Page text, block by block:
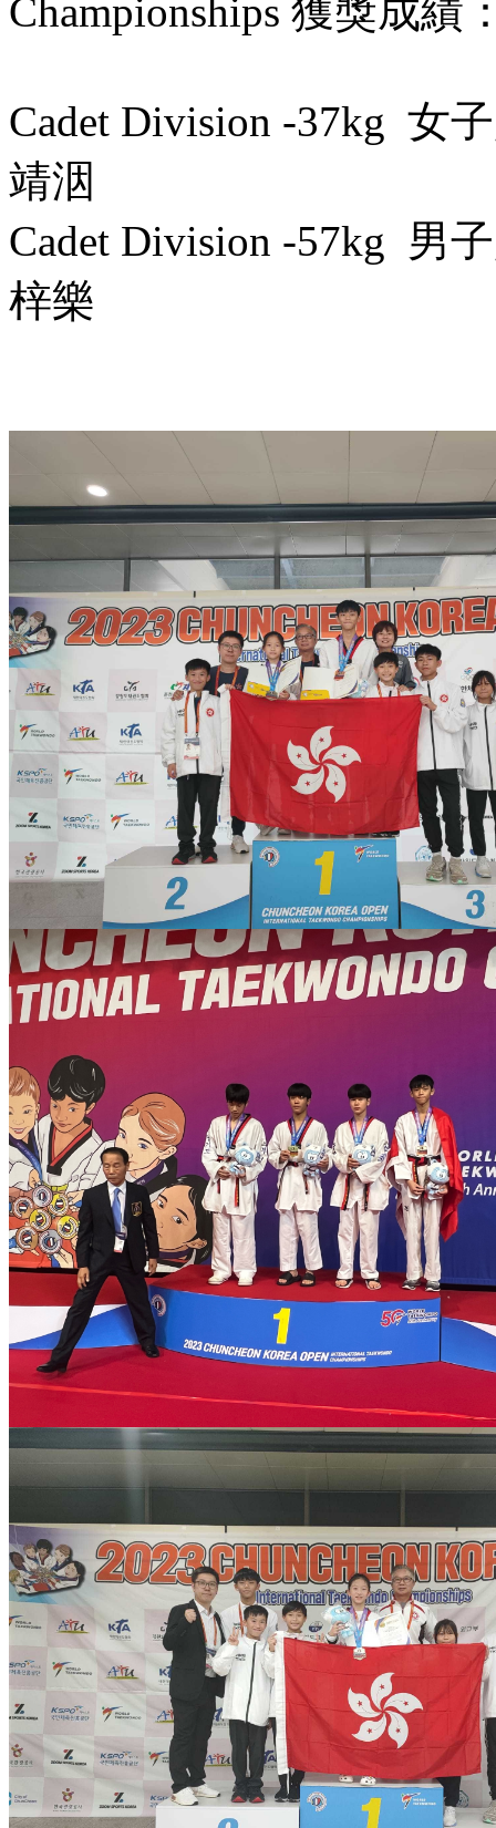
Championships 獲獎成績
Cadet Division -37kg 女
靖洇
Cadet Division -57kg 男
梓樂